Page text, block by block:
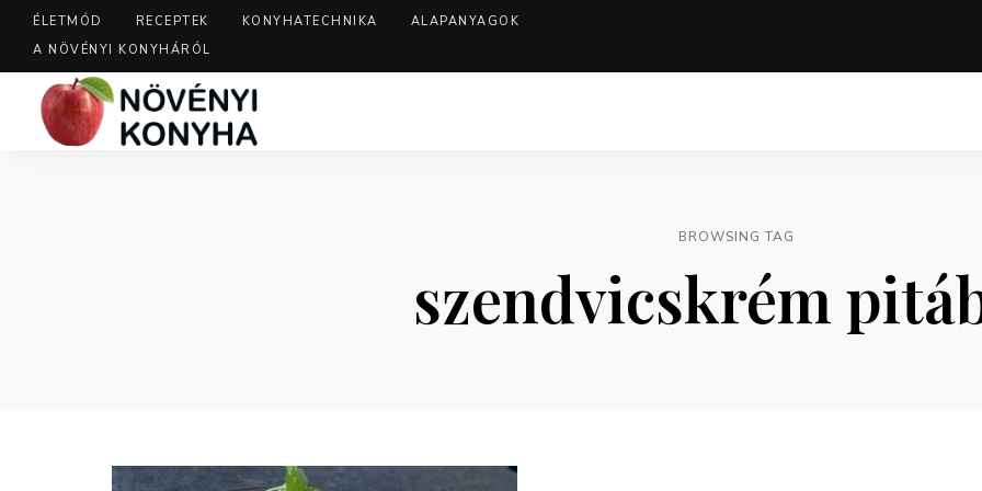
ÉLETMÓD RECEPTEK KONYHATECHNIKA
ALAPANYAGOK
A NÖVÉNYI KONYHÁRÓL
BROWSING TAG
szendvicskrém